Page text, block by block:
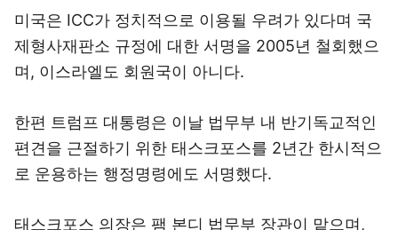
미국은 ICC가 정치적으로 이용될 우려가 있다며 국
제형사재판소 규정에 대한 서명을 2005년 철회했으
며, 이스라엘도 회원국이 아니다.
한편 트럼프 대통령은 이날 법무부 내 반기독교적인
편견을 근절하기 위한 태스크포스를 2년간 한시적으
로 운용하는 행정명령에도 서명했다.
태스크포스 의장은 팸 본디 법무부 장관이 맡으며,